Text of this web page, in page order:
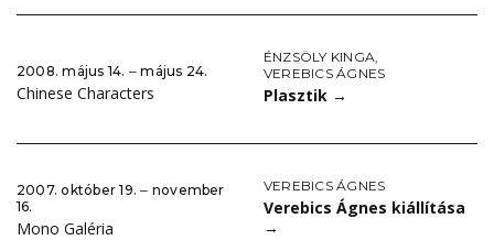
2008. május 14. ‒ május 24.
Chinese Characters
ÉNZSÖLY KINGA,
VEREBICS ÁGNES
Plasztik →
2007. október 19. ‒ november
16.
Mono Galéria
VEREBICS ÁGNES
Verebics Ágnes kiállítása
→